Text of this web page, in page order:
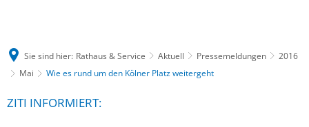
Sie sind hier: Rathaus & Service Aktuell Pressemeldungen
2016
Mai
Wie es rund um den Kölner Platz weitergeht
ZITI INFORMIERT: